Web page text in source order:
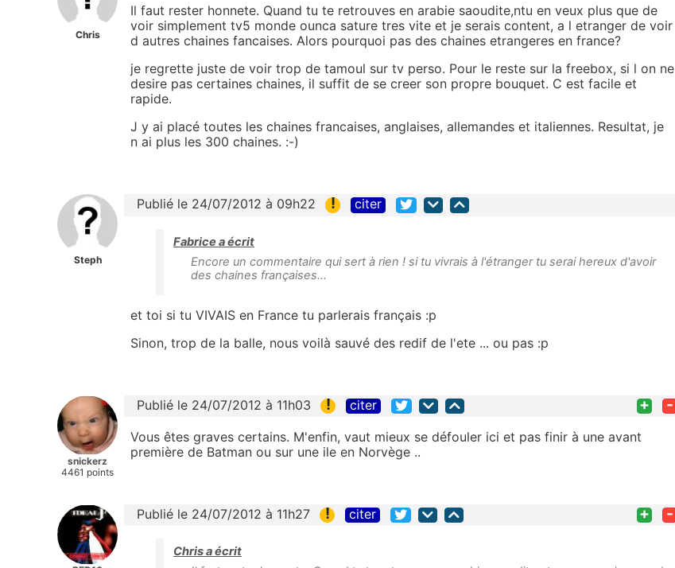
Chris
Il faut rester honnete. Quand tu te retrouves en arabie saoudite,ntu en veux plus que de
voir simplement tv5 monde ounca sature tres vite et je serais content, a l etranger de voir
d autres chaines fancaises. Alors pourquoi pas des chaines etrangeres en france?
je regrette juste de voir trop de tamoul sur tv perso. Pour le reste sur la freebox, si l on ne
desire pas certaines chaines, il suffit de se creer son propre bouquet. C est facile et
rapide.
J y ai placé toutes les chaines francaises, anglaises, allemandes et italiennes. Resultat, je
n ai plus les 300 chaines. :-)
Steph
Publié le 24/07/2012 à 09h22 ! citer
Fabrice a écrit
Encore un commentaire qui sert à rien ! si tu vivrais à l'étranger tu serai hereux d'avoir
des chaines françaises...
et toi si tu VIVAIS en France tu parlerais français :p
Sinon, trop de la balle, nous voilà sauvé des redif de l'ete ... ou pas :p
snickerz
4461 points
Publié le 24/07/2012 à 11h03 ! citer + -
Vous êtes graves certains. M'enfin, vaut mieux se défouler ici et pas finir à une avant
première de Batman ou sur une ile en Norvège ..
Publié le 24/07/2012 à 11h27 ! citer + -
Chris a écrit